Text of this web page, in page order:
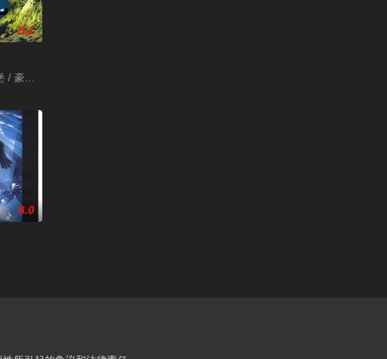
9.1
/ 豪尔的机动城堡 / Howl's Moving Castle / Hauru no ugoku shiro
8.0